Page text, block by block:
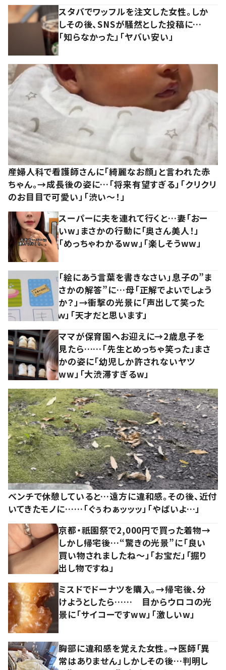
スタバでワッフルを注文した女性。しか
しその後、SNSが騒然とした投稿に…
「知らなかった」「ヤバい安い」
産婦人科で看護師さんに「綺麗なお顔」と言われた赤
ちゃん。→成長後の姿に…「将来有望すぎる」「クリクリ
のお目目で可愛い」「渋い～！」
スーパーに夫を連れて行くと…妻「おー
いw」まさかの行動に「奥さん美人！」
「めっちゃわかるww」「楽しそうww」
「絵にあう言葉を書きなさい」息子の”ま
さかの解答”に…母「正解でよいでしょう
か？」→衝撃の光景に「声出して笑った
ｗ」「天才だと思います」
ママが保育園へお迎えに→2歳息子を
見たら……「先生とめっちゃ笑った」まさ
かの姿に「幼児しか許されないヤツ
ww」「大渋滞すぎるw」
ベンチで休憩していると…遠方に違和感。その後、近付
いてきたモノに……「ぐぅわぁッッッ」「やばいよ…」
京都・祇園祭で2,000円で買った着物→
しかし帰宅後…“驚きの光景”に「良い
買い物されましたね～」「お宝だ」「掘り
出し物ですね」
ミスドでドーナツを購入。→帰宅後、分
けようとしたら…… 目からウロコの光
景に「サイコーですww」「激しいw」
胸部に違和感を覚えた女性。→医師「異
常はありません」しかしその後…判明し